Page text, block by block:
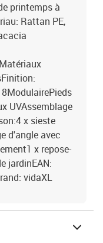
printemps à
Rattan PE,
UVAssemblage
x sieste
d'angle avec
x repose-
jardinEAN:
vidaXL